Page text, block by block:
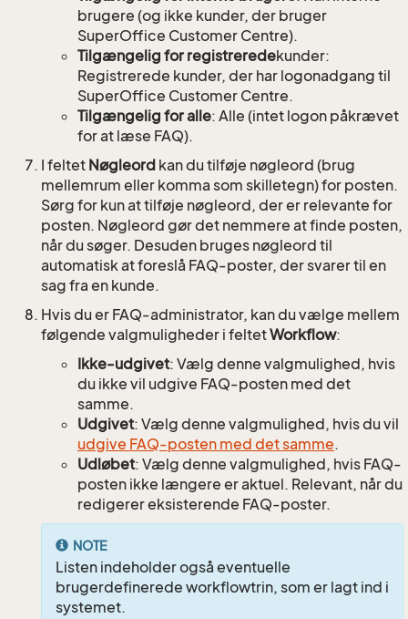
brugere (og ikke kunder, der bruger
SuperOffice Customer Centre).
Tilgængelig for registreredekunder:
Registrerede kunder, der har logonadgang til
SuperOffice Customer Centre.
Tilgængelig for alle: Alle (intet logon påkrævet
for at læse FAQ).
I feltet Nøgleord kan du tilføje nøgleord (brug
mellemrum eller komma som skilletegn) for posten.
Sørg for kun at tilføje nøgleord, der er relevante for
posten. Nøgleord gør det nemmere at finde posten,
når du søger. Desuden bruges nøgleord til
automatisk at foreslå FAQ-poster, der svarer til en
sag fra en kunde.
Hvis du er FAQ-administrator, kan du vælge mellem
følgende valgmuligheder i feltetWorkflow:
Ikke-udgivet: Vælg denne valgmulighed, hvis
du ikke vil udgive FAQ-posten med det
samme.
Udgivet: Vælg denne valgmulighed, hvis du vil
udgive FAQ-posten med det samme.
Udløbet: Vælg denne valgmulighed, hvis FAQ-
posten ikke længere er aktuel. Relevant, når du
redigerer eksisterende FAQ-poster.
NOTE
Listen indeholder også eventuelle
brugerdefinerede workflowtrin, som er lagt ind i
systemet.